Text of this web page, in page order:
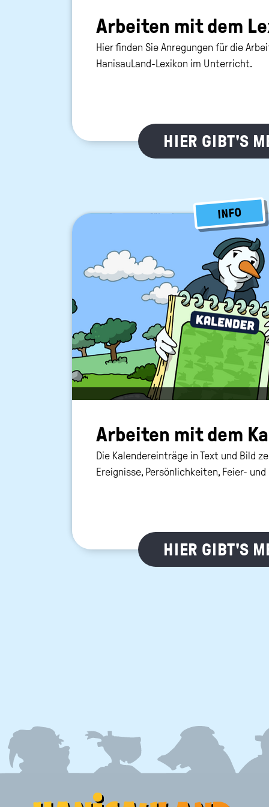
Ar­bei­ten mit dem
Hier finden Sie Anregungen für die
HanisauLand-Lexikon im Unterricht.
HIER GIBT'S
INFO
Ar­bei­ten mit dem
Die Kalendereinträge in Text und Bild
Ereignisse, Persönlichkeiten, Feier-
HIER GIBT'S
FOOTER